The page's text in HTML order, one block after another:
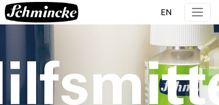
Direkt zur Hauptnavigation springen
Direkt zum Inhalt springen
EN